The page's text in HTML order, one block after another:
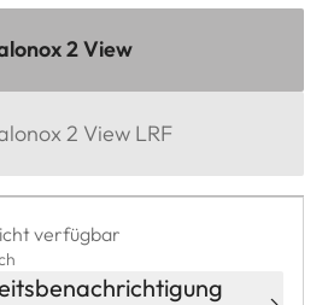
2 View
2 View LRF
verfügbar